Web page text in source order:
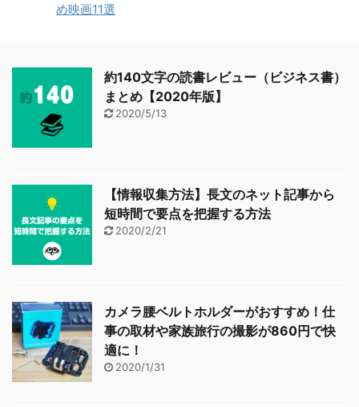
め映画11選
約140文字の読書レビュー（ビジネス書）
まとめ【2020年版】
2020/5/13
【情報収集方法】長文のネット記事から
短時間で要点を把握する方法
2020/2/21
カメラ腰ベルトホルダーがおすすめ！仕
事の取材や家族旅行の撮影が860円で快
適に！
2020/1/31